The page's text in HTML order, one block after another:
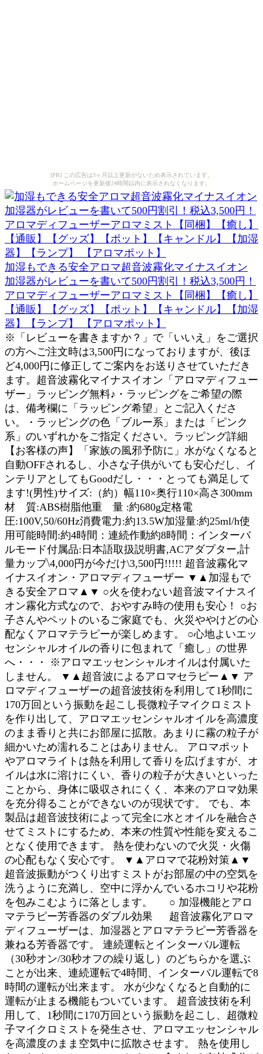
[PR] この広告は3ヶ月以上更新がないため表示されています。
ホームページを更新後24時間以内に表示されなくなります。
加湿もできる安全アロマ超音波霧化マイナスイオン
加湿器がレビューを書いて500円割引！税込3,500円！
アロマディフューザーアロマミスト【同梱】【癒し】
【通販】【グッズ】【ポット】【キャンドル】【加湿
器】【ランプ】 【アロマポット】
※「レビューを書きますか？」で「いいえ」をご選択
の方へご注文時は3,500円になっておりますが、後ほ
ど4,000円に修正してご案内をお送りさせていただき
ます。超音波霧化マイナスイオン「アロマディフュー
ザー」ラッピング無料♪・ラッピングをご希望の際
は、備考欄に「ラッピング希望」とご記入くださ
い。・ラッピングの色「ブルー系」または「ピンク
系」のいずれかをご指定ください。ラッピング詳細
【お客様の声】「家族の風邪予防に」水がなくなると
自動OFFされるし、小さな子供がいても安心だし、イ
ンテリアとしてもGoodだし・・・とっても満足して
ます!(男性)サイズ:（約）幅110×奥行110×高さ300mm
材 質:ABS樹脂他重 量 :約680g定格電
圧:100V,50/60Hz消費電力:約13.5W加湿量:約25ml/h使
用可能時間:約4時間：連続作動約8時間：インターバ
ルモード付属品:日本語取扱説明書,ACアダプター,計
量カップ\4,000円が今だけ\3,500円!!!!! 超音波霧化マ
イナスイオン・アロマディフューザー ▼▲加湿もで
きる安全アロマ▲▼ ○火を使わない超音波マイナスイ
オン霧化方式なので、おやすみ時の使用も安心！ ○お
子さんやペットのいるご家庭でも、火災ややけどの心
配なくアロマテラピーが楽しめます。 ○心地よいエッ
センシャルオイルの香りに包まれて「癒し」の世界
へ・・・ ※アロマエッセンシャルオイルは付属いた
しません。 ▼▲超音波によるアロマセラピー▲▼ ア
ロマディフューザーの超音波技術を利用して1秒間に
170万回という振動を起こし長微粒子マイクロミスト
を作り出して、アロマエッセンシャルオイルを高濃度
のまま香りと共にお部屋に拡散。あまりに霧の粒子が
細かいため濡れることはありません。 アロマポット
やアロマライトは熱を利用して香りを広げますが、オ
イルは水に溶けにくい、香りの粒子が大きいといった
ことから、身体に吸収されにくく、本来のアロマ効果
を充分得ることができないのが現状です。 でも、本
製品は超音波技術によって完全に水とオイルを融合さ
せてミストにするため、本来の性質や性能を変えるこ
となく使用できます。 熱を使わないので火災・火傷
の心配もなく安心です。 ▼▲アロマで花粉対策▲▼
超音波振動がつくり出すミストがお部屋の中の空気を
洗うように充満し、空中に浮かんでいるホコリや花粉
を包みこむように落とします。 ○ 加湿機能とアロ
マテラピー芳香器のダブル効果 超音波霧化アロマ
ディフューザーは、加湿器とアロマテラピー芳香器を
兼ねる芳香器です。 連続運転とインターバル運転
（30秒オン/30秒オフの繰り返し）のどちらかを選ぶ
ことが出来、連続運転で4時間、インターバル運転で8
時間の運転が出来ます。 水が少なくなると自動的に
運転が止まる機能もついています。 超音波技術を利
用して、1秒間に170万回という振動を起こし、超微粒
子マイクロミストを発生させ、アロマエッセンシャル
を高濃度のまま空気中に拡散させます。 熱を使用し